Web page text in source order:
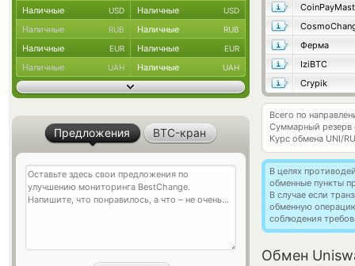
Ферма
IziBTC
Crypik
Всего по
Суммарный резерв
Курс обмена UNI/
В целях
обменные пункты
В случае если
обменную
соблюдения
Обмен
Наличные USD Наличные USD
Наличные RUB Наличные RUB
Наличные EUR Наличные EUR
Наличные UAH Наличные UAH
Предложения BTC-кран